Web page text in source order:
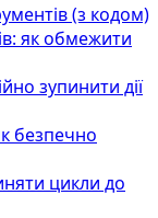
(з кодом)
як обмежити
зупинити дії
безпечно
цикли до